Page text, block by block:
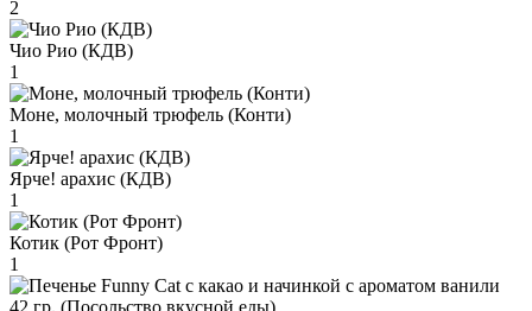
2
Чио Рио (КДВ)
1
Моне, молочный трюфель (Конти)
1
Ярче! арахис (КДВ)
1
Котик (Рот Фронт)
1